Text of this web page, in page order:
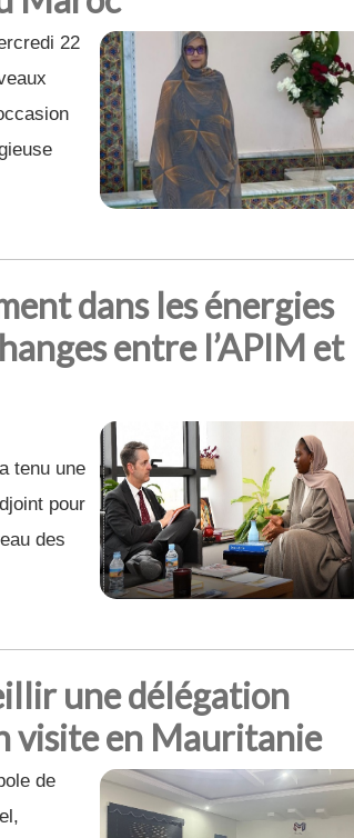
22
dans les énergies
entre l’APIM et
tenu une
pour
des
une délégation
visite en Mauritanie
de